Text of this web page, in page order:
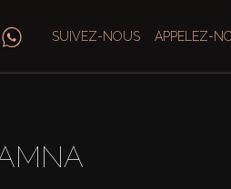
SUIVEZ-NOUS APPELEZ-